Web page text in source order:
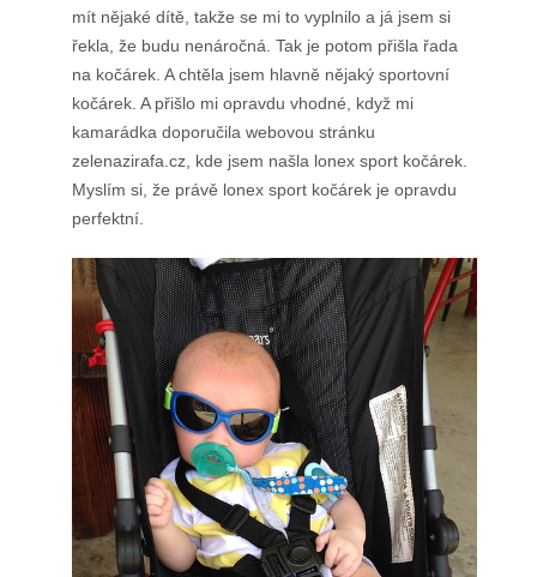
mít nějaké dítě, takže se mi to vyplnilo a já jsem si
řekla, že budu nenáročná. Tak je potom přišla řada
na kočárek. A chtěla jsem hlavně nějaký sportovní
kočárek. A přišlo mi opravdu vhodné, když mi
kamarádka doporučila webovou stránku
zelenazirafa.cz, kde jsem našla lonex sport kočárek.
Myslím si, že právě lonex sport kočárek je opravdu
perfektní.